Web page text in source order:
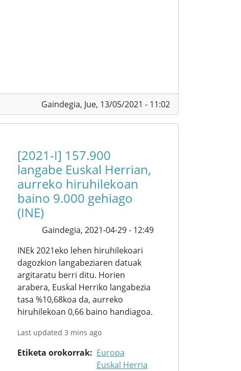
Gaindegia, Jue, 13/05/2021 - 11:02
[2021-I] 157.900
langabe Euskal Herrian,
aurreko hiruhilekoan
baino 9.000 gehiago
(INE)
Gaindegia, 2021-04-29 - 12:49
INEk 2021eko lehen hiruhilekoari
dagozkion langabeziaren datuak
argitaratu berri ditu. Horien
arabera, Euskal Herriko langabezia
tasa %10,68koa da, aurreko
hiruhilekoan 0,66 baino handiagoa.
Last updated 3 mins ago
Etiketa orokorrak
Europa
Euskal Herria